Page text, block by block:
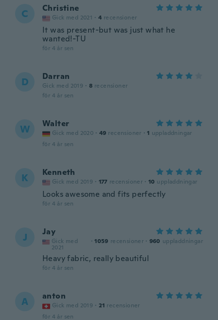
C Christine
Gick med 2021 · 4 recensioner
It was present-but was just what he
wanted!-TU
för 4 år sen
D Darran
Gick med 2019 · 8 recensioner
för 4 år sen
W Walter
Gick med 2020 · 49 recensioner · 1 uppladdningar
för 4 år sen
K Kenneth
Gick med 2019 · 177 recensioner · 10 uppladdningar
Looks awesome and fits perfectly
för 4 år sen
J Jay
Gick med
2021
· 1059 recensioner · 960 uppladdningar
Heavy fabric, really beautiful
för 4 år sen
A anton
Gick med 2019 · 21 recensioner
för 4 år sen